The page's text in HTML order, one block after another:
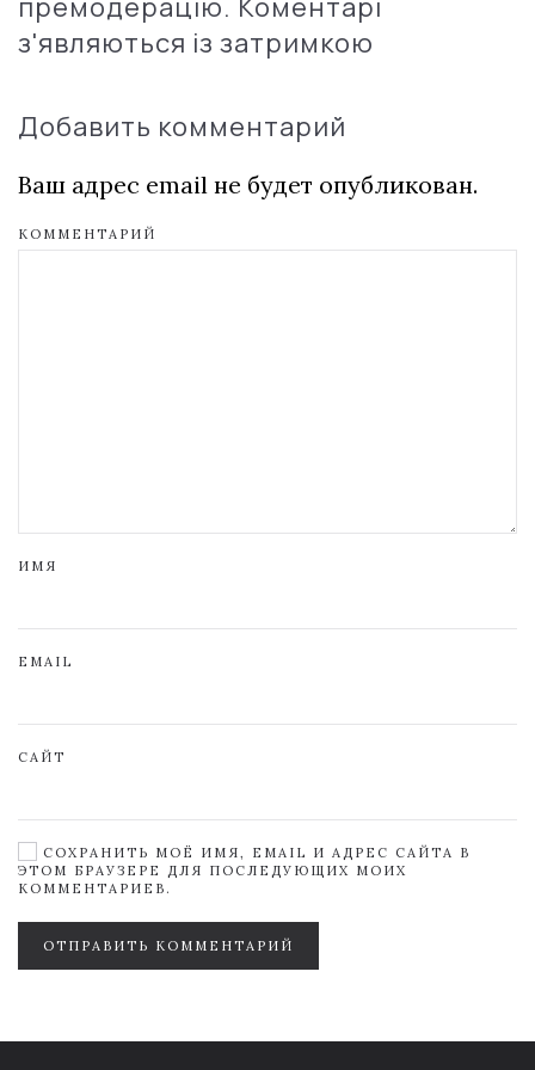
премодерацію. Коментарі
з'являються із затримкою
Добавить комментарий
Ваш адрес email не будет опубликован.
КОММЕНТАРИЙ
ИМЯ
EMAIL
САЙТ
СОХРАНИТЬ МОЁ ИМЯ, EMAIL И АДРЕС САЙТА В
ЭТОМ БРАУЗЕРЕ ДЛЯ ПОСЛЕДУЮЩИХ МОИХ
КОММЕНТАРИЕВ.
ОТПРАВИТЬ КОММЕНТАРИЙ